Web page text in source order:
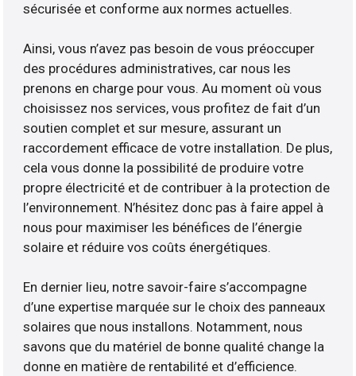
sécurisée et conforme aux normes actuelles.
Ainsi, vous n’avez pas besoin de vous préoccuper
des procédures administratives, car nous les
prenons en charge pour vous. Au moment où vous
choisissez nos services, vous profitez de fait d’un
soutien complet et sur mesure, assurant un
raccordement efficace de votre installation. De plus,
cela vous donne la possibilité de produire votre
propre électricité et de contribuer à la protection de
l’environnement. N’hésitez donc pas à faire appel à
nous pour maximiser les bénéfices de l’énergie
solaire et réduire vos coûts énergétiques.
En dernier lieu, notre savoir-faire s’accompagne
d’une expertise marquée sur le choix des panneaux
solaires que nous installons. Notamment, nous
savons que du matériel de bonne qualité change la
donne en matière de rentabilité et d’efficience.